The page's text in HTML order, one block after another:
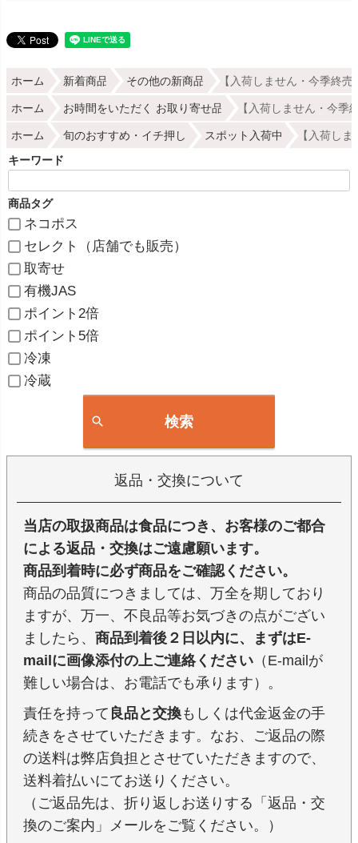
ホーム 新着商品 その他の新商品 【入荷しません・今季終
ホーム お時間をいただく お取り寄せ品 【入荷しません・今
ホーム 旬のおすすめ・イチ押し スポット入荷中 【入荷し
キーワード
商品タグ
ネコポス
セレクト（店舗でも販売）
取寄せ
有機JAS
ポイント2倍
ポイント5倍
冷凍
冷蔵
検索
返品・交換について
当店の取扱商品は食品につき、お客様のご都合
による返品・交換はご遠慮願います。
商品到着時に必ず商品をご確認ください。
商品の品質につきましては、万全を期しており
ますが、万一、不良品等お気づきの点がござい
ましたら、 商品到着後２日以内に、まずはE-
mailに画像添付の上ご連絡ください （E-mailが
難しい場合は、お電話でも承ります）。
責任を持って 良品と交換もしくは代金返金の手
続きをさせていただきます。なお、ご返品の際
の送料は弊店負担とさせていただきますので、
送料着払いにてお送りください。
（ご返品先は、折り返しお送りする「返品・交
換のご案内」メールをご覧ください。）